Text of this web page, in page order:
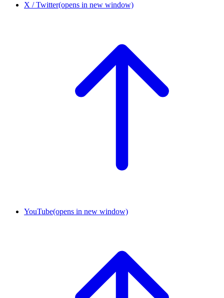
X / Twitter(opens in new window)
YouTube(opens in new window)